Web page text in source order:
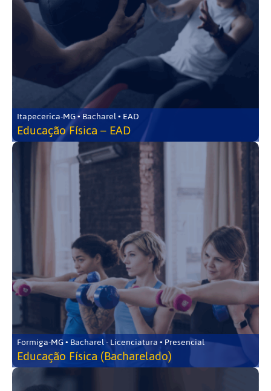
Itapecerica-MG • Bacharel • EAD
Educação Física – EAD
Formiga-MG • Bacharel - Licenciatura • Presencial
Educação Física (Bacharelado)